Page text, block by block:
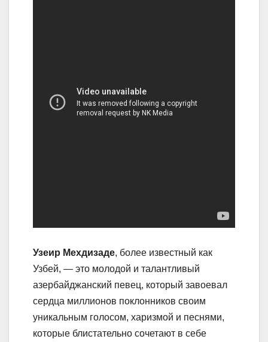
Узеир Мехдизаде, более известный как
Узбей, — это молодой и талантливый
азербайджанский певец, который завоевал
сердца миллионов поклонников своим
уникальным голосом, харизмой и песнями,
которые блистательно сочетают в себе